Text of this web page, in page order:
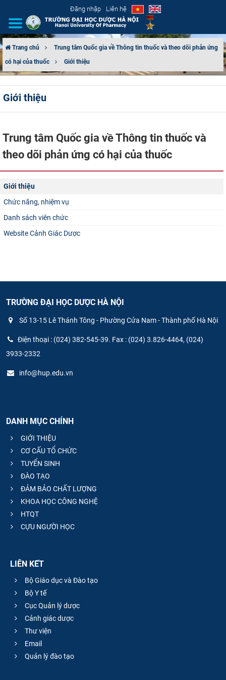
Đăng nhập Liên hệ
GIỚI THIỆU
CƠ CẤU TỔ CHỨC
TUYỂN SINH
ĐÀO TẠO
KHOA HỌC CÔNG NGHỆ
HTQT
CỰU NGƯỜI HỌC
Trang chủ
Trung tâm Quốc gia về Thông tin thuốc và theo dõi phản ứng
có hại của thuốc
Giới thiệu
Giới thiệu
Trung tâm Quốc gia về Thông tin thuốc và
theo dõi phản ứng có hại của thuốc
Giới thiệu
Chức năng, nhiệm vụ
Danh sách viên chức
Website Cảnh Giác Dược
TRƯỜNG ĐẠI HỌC DƯỢC HÀ NỘI
Số 13-15 Lê Thánh Tông - Phường Cửa Nam - Thành phố Hà Nội
Điện thoại : (024) 382-545-39. Fax : (024) 3.826-4464, (024)
3933-2332
info@hup.edu.vn
DANH MỤC CHÍNH
GIỚI THIỆU
CƠ CẤU TỔ CHỨC
TUYỂN SINH
ĐÀO TẠO
ĐẢM BẢO CHẤT LƯỢNG
KHOA HỌC CÔNG NGHỆ
HTQT
CỰU NGƯỜI HỌC
LIÊN KẾT
Bộ Giáo dục và Đào tạo
Bộ Y tế
Cục Quản lý dược
Cảnh giác dược
Thư viện
Email
Quản lý đào tạo